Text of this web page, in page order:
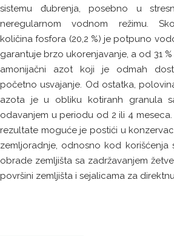
sistemu đubrenja, posebno u
neregularnom vodnom režimu.
količina fosfora (20,2 %) je potpuno
garantuje brzo ukorenjavanje, a od 31
amonijačni azot koji je odmah
početno usvajanje. Od ostatka,
azota je u obliku kotiranh granula
odavanjem u periodu od 2 ili 4
rezultate moguće je postići u
zemljoradnje, odnosno kod korišćenja
obrade zemljišta sa zadržavanjem
površini zemljišta i sejalicama za